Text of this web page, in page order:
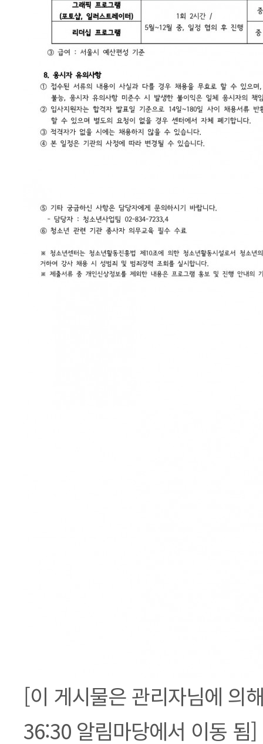
[이 게시물은 관리자님에 의
36:30 알림마당에서 이동 됨]